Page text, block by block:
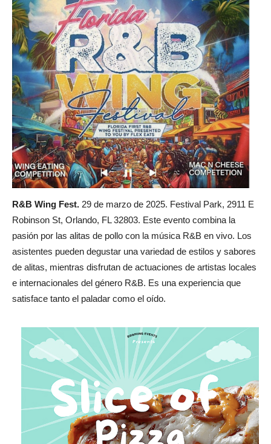
R&B Wing Fest. 29 de marzo de 2025. Festival Park, 2911 E
Robinson St, Orlando, FL 32803. Este evento combina la
pasión por las alitas de pollo con la música R&B en vivo. Los
asistentes pueden degustar una variedad de estilos y sabores
de alitas, mientras disfrutan de actuaciones de artistas locales
e internacionales del género R&B. Es una experiencia que
satisface tanto el paladar como el oído.